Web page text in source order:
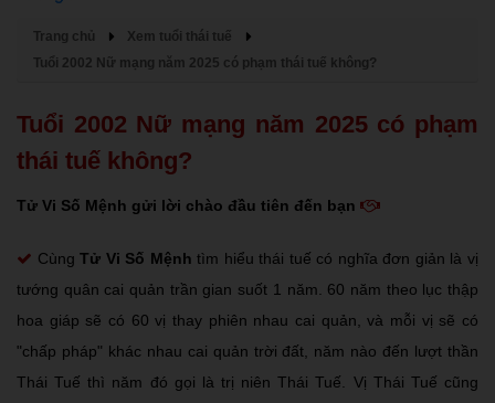
Trang chủ
Xem tuổi thái tuế
Tuổi 2002 Nữ mạng năm 2025 có phạm thái tuế không?
Tuổi 2002 Nữ mạng năm 2025 có phạm
thái tuế không?
Tử Vi Số Mệnh gửi lời chào đầu tiên đến bạn
CùngTử Vi Số Mệnh tìm hiểu thái tuế có nghĩa đơn giản là vị
tướng quân cai quản trần gian suốt 1 năm. 60 năm theo lục thập
hoa giáp sẽ có 60 vị thay phiên nhau cai quản, và mỗi vị sẽ có
"chấp pháp" khác nhau cai quản trời đất, năm nào đến lượt thần
Thái Tuế thì năm đó gọi là trị niên Thái Tuế. Vị Thái Tuế cũng